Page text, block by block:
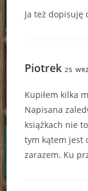
Ja też dopisuję
Piotrek 25
Kupiłem kilka
Napisana
książkach nie
tym kątem jest
zarazem. Ku